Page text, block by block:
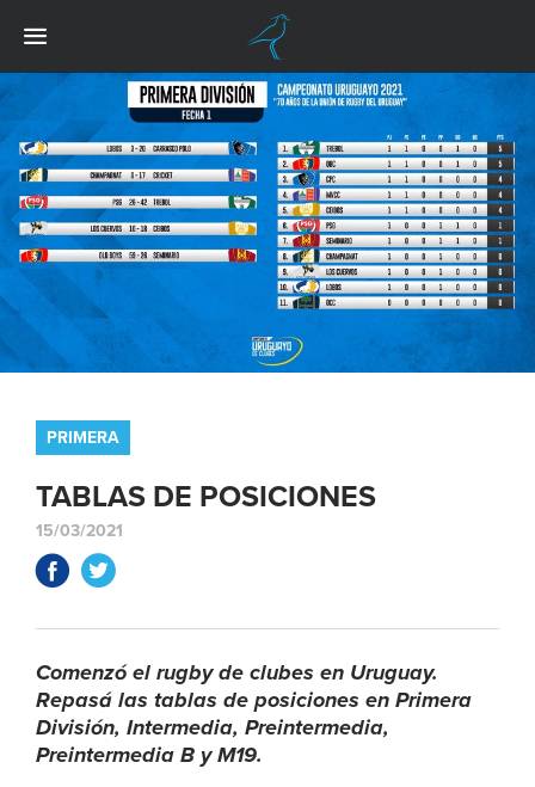
PRIMERA
TABLAS DE POSICIONES
15/03/2021
Comenzó el rugby de clubes en Uruguay.
Repasá las tablas de posiciones en Primera
División, Intermedia, Preintermedia,
Preintermedia B y M19.